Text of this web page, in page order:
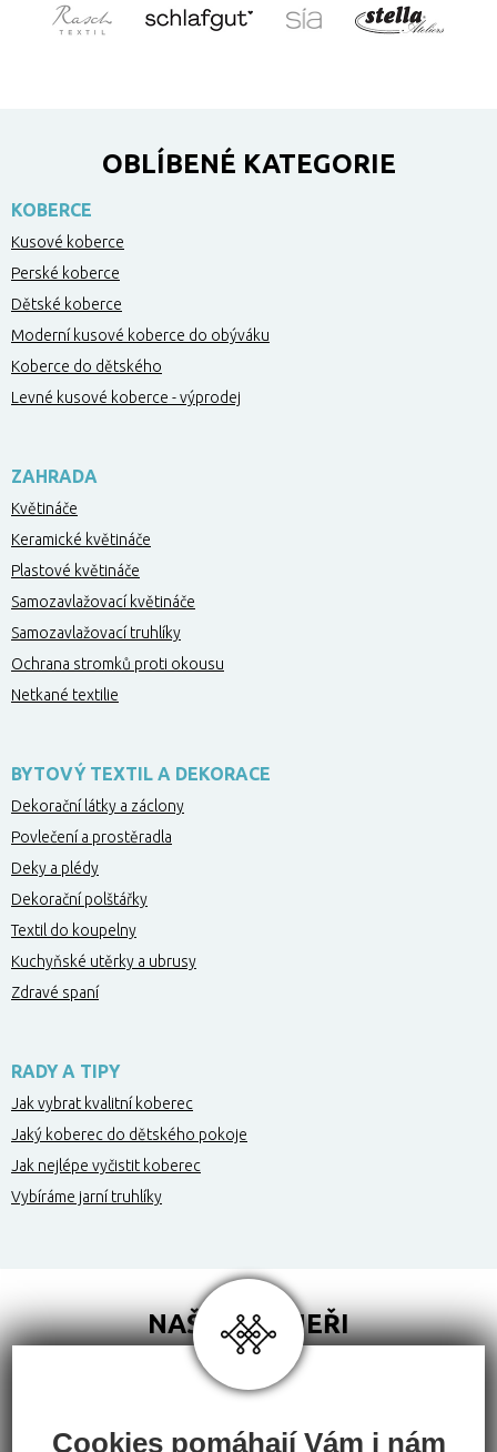
OBLÍBENÉ KATEGORIE
KOBERCE
Kusové koberce
Perské koberce
Dětské koberce
Moderní kusové koberce do obýváku
Koberce do dětského
Levné kusové koberce - výprodej
ZAHRADA
Květináče
Keramické květináče
Plastové květináče
Samozavlažovací květináče
Samozavlažovací truhlíky
Ochrana stromků proti okousu
Netkané textilie
BYTOVÝ TEXTIL A DEKORACE
Dekorační látky a záclony
Povlečení a prostěradla
Deky a plédy
Dekorační polštářky
Textil do koupelny
Kuchyňské utěrky a ubrusy
Zdravé spaní
RADY A TIPY
Jak vybrat kvalitní koberec
Jaký koberec do dětského pokoje
Jak nejlépe vyčistit koberec
Vybíráme jarní truhlíky
NAŠI PARTNEŘI
Cookies pomáhají Vám i nám